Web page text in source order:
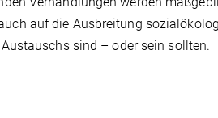
auf die Ausbreitung
sind – oder sein sollten.